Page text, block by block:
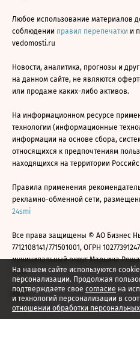
На нашем сайте используются
персонализации. Продолжая
подтверждаете свое согласие на
и технологий персонализации в
отношении обработки
Любое использование материалов
соблюдении правил перепечатки и
vedomosti.ru
Новости, аналитика, прогнозы и
на данном сайте, не являются
или продаже каких-либо активов.
На информационном ресурсе
технологии (информационные
информации на основе сбора,
относящихся к предпочтениям
находящихся на территории
Правила применения
рекламно-обменной сети,
24smi
Все права защищены © АО Бизнес
7712108141/771501001, ОГРН
муниципальный округ Марьина
2026